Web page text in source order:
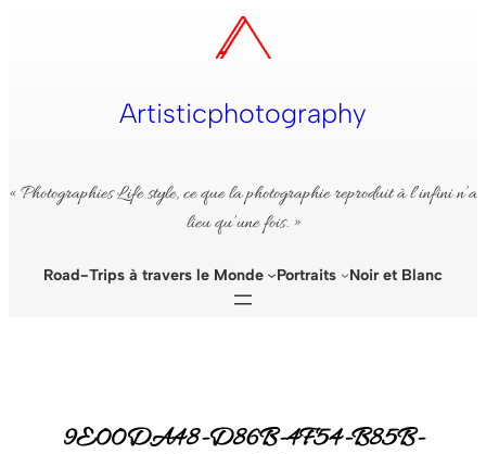
Artisticphotography
« Photographies Life style, ce que la photographie reproduit à l’infini n’a
lieu qu’une fois. »
Road-Trips à travers le Monde Portraits Noir et Blanc
9E00DA48-D86B-4F54-B85B-